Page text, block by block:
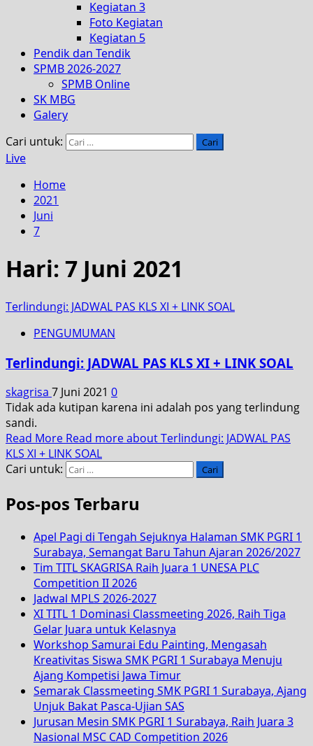
Kegiatan 3
Foto Kegiatan
Kegiatan 5
Pendik dan Tendik
SPMB 2026-2027
SPMB Online
SK MBG
Galery
Cari untuk:
Live
Home
2021
Juni
7
Hari: 7 Juni 2021
Terlindungi: JADWAL PAS KLS XI + LINK SOAL
PENGUMUMAN
Terlindungi: JADWAL PAS KLS XI + LINK SOAL
skagrisa 7 Juni 2021 0
Tidak ada kutipan karena ini adalah pos yang terlindung
sandi.
Read More Read more about Terlindungi: JADWAL PAS
KLS XI + LINK SOAL
Cari untuk:
Pos-pos Terbaru
Apel Pagi di Tengah Sejuknya Halaman SMK PGRI 1
Surabaya, Semangat Baru Tahun Ajaran 2026/2027
Tim TITL SKAGRISA Raih Juara 1 UNESA PLC
Competition II 2026
Jadwal MPLS 2026-2027
XI TITL 1 Dominasi Classmeeting 2026, Raih Tiga
Gelar Juara untuk Kelasnya
Workshop Samurai Edu Painting, Mengasah
Kreativitas Siswa SMK PGRI 1 Surabaya Menuju
Ajang Kompetisi Jawa Timur
Semarak Classmeeting SMK PGRI 1 Surabaya, Ajang
Unjuk Bakat Pasca-Ujian SAS
Jurusan Mesin SMK PGRI 1 Surabaya, Raih Juara 3
Nasional MSC CAD Competition 2026